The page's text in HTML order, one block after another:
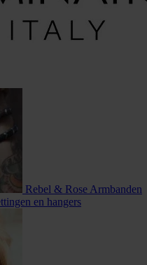
Rebel & Rose Armbanden
en hangers